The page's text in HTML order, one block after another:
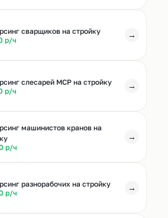
сварщиков на стройку
р/ч
→
слесарей МСР на стройку
р/ч
→
машинистов кранов на
р/ч
→
разнорабочих на стройку
р/ч
→